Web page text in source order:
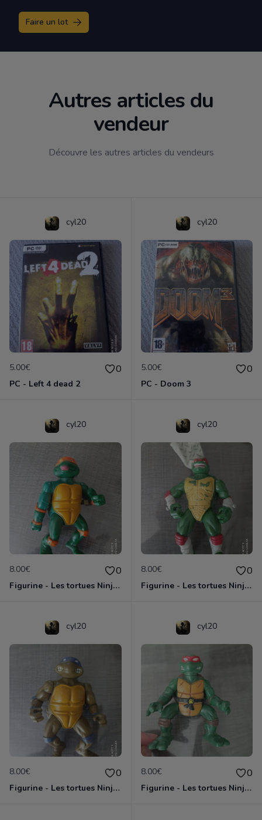
Faire un lot
Autres articles du
vendeur
Découvre les autres articles du vendeurs
cyl20
5.00€ 0
PC - Left 4 dead 2
cyl20
5.00€ 0
PC - Doom 3
cyl20
8.00€ 0
Figurine - Les tortues Ninja - Michaelangelo
cyl20
8.00€ 0
Figurine - Les tortues Ninja - Raphael
cyl20
8.00€ 0
Figurine - Les tortues Ninja - Donatello
cyl20
8.00€ 0
Figurine - Les tortues Ninja - Raphael